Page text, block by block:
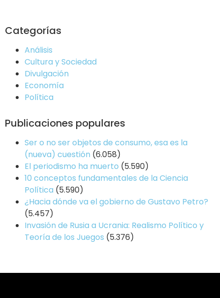
Categorías
Análisis
Cultura y Sociedad
Divulgación
Economía
Política
Publicaciones populares
Ser o no ser objetos de consumo, esa es la
(nueva) cuestión (6.058)
El periodismo ha muerto (5.590)
10 conceptos fundamentales de la Ciencia
Política (5.590)
¿Hacia dónde va el gobierno de Gustavo Petro?
(5.457)
Invasión de Rusia a Ucrania: Realismo Político y
Teoría de los Juegos (5.376)